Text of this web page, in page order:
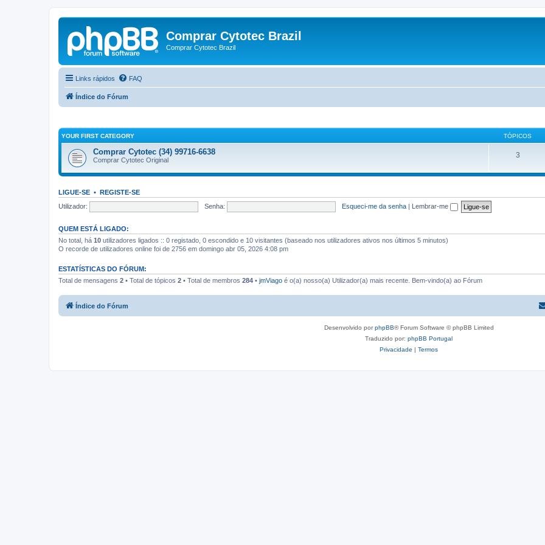
Comprar Cytotec Brazil
Comprar Cytotec Brazil
Links rápidos FAQ
Índice do Fórum
YOUR FIRST CATEGORY TÓPICOS
Comprar Cytotec (34) 99716-6638
Comprar Cytotec Original
3
LIGUE-SE • REGISTE-SE
Utilizador:
Senha: Esqueci-me da senha | Lembrar-me
QUEM ESTÁ LIGADO:
No total, há 10 utilizadores ligados :: 0 registado, 0 escondido e 10 visitantes (baseado nos utilizadores ativos nos últimos 5 minutos)
O recorde de utilizadores online foi de 2756 em domingo abr 05, 2026 4:08 pm
ESTATÍSTICAS DO FÓRUM:
Total de mensagens 2 • Total de tópicos 2 • Total de membros 284 • jmViago é o(a) nosso(a) Utilizador(a) mais recente. Bem-vindo(a) ao Fórum
Índice do Fórum
Desenvolvido porphpBB® Forum Software © phpBB Limited
Traduzido por: phpBB Portugal
Privacidade | Termos